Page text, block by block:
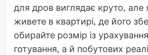
для дров виглядає круто,
живете в квартирі, де його
обирайте розмір із
готування, а й побутових